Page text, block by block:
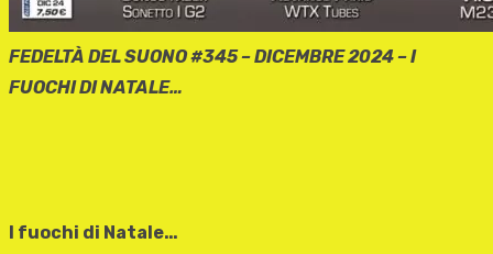
FEDELTÀ DEL SUONO #345– DICEMBRE 2024 –I
FUOCHI DI NATALE…
I fuochi di Natale…